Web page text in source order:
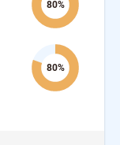
80%
80%